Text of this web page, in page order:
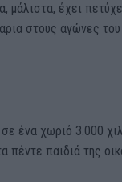
μάλιστα, έχει
στους αγώνες
ένα χωριό 3.000
πέντε παιδιά της